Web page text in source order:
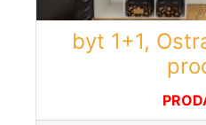
byt 1+1,